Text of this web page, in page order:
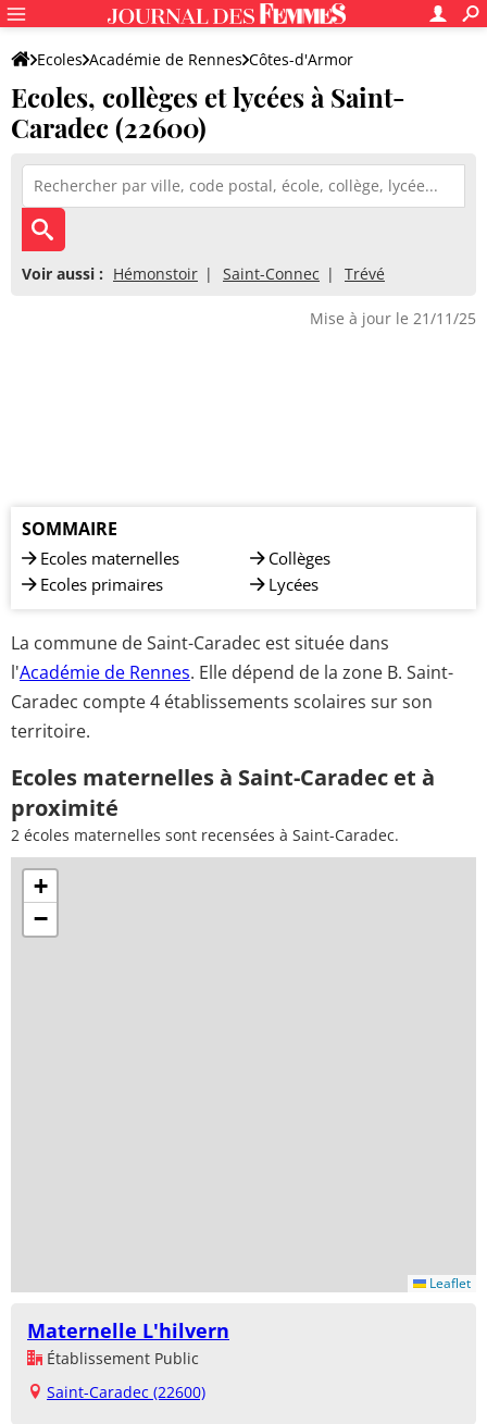
Ecoles Académie de Rennes Côtes-d'Armor
Ecoles, collèges et lycées à Saint-
Caradec (22600)
Voir aussi : Hémonstoir Saint-Connec Trévé
Mise à jour le 21/11/25
SOMMAIRE
Ecoles maternelles
Ecoles primaires
Collèges
Lycées
La commune de Saint-Caradec est située dans
l'Académie de Rennes. Elle dépend de la zone B. Saint-
Caradec compte 4 établissements scolaires sur son
territoire.
Ecoles maternelles à Saint-Caradec et à
proximité
2 écoles maternelles sont recensées à Saint-Caradec.
+
−
Leaflet
Maternelle L'hilvern
Établissement Public
Saint-Caradec (22600)